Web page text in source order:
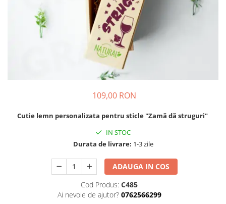
Body bebelusi personalizate
Perne personalizate
Plusuri personalizate
Etichete pentru sticla de vin
Cadouri Personalizate Unice
Cadouri pentru Doctori
Cadouri Pensionare
109,00 RON
Cutie lemn personalizata pentru sticle "Zamă dă struguri"
IN STOC
Durata de livrare: 1-3 zile
ADAUGA IN COS
Cod Produs: C485
Ai nevoie de ajutor? 0762566299